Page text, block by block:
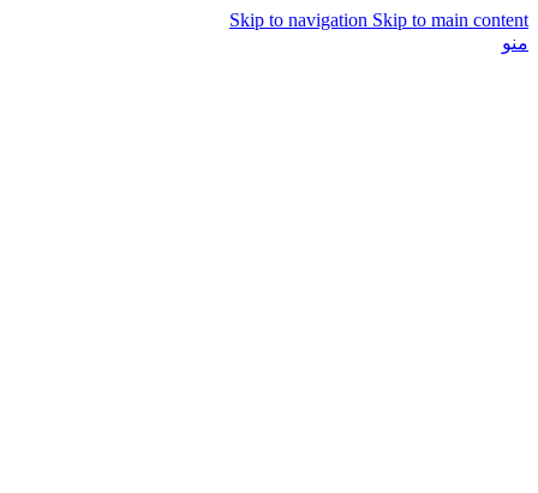
Skip to navigation Skip to main content
منو